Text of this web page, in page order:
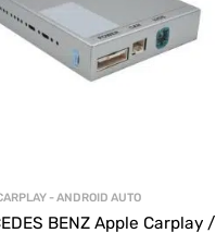
- ANDROID AUTO
BENZ Apple Carplay /